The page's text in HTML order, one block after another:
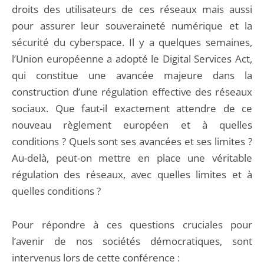
droits des utilisateurs de ces réseaux mais aussi
pour assurer leur souveraineté numérique et la
sécurité du cyberspace. Il y a quelques semaines,
l’Union européenne a adopté le Digital Services Act,
qui constitue une avancée majeure dans la
construction d’une régulation effective des réseaux
sociaux. Que faut-il exactement attendre de ce
nouveau règlement européen et à quelles
conditions ? Quels sont ses avancées et ses limites ?
Au-delà, peut-on mettre en place une véritable
régulation des réseaux, avec quelles limites et à
quelles conditions ?
Pour répondre à ces questions cruciales pour
l’avenir de nos sociétés démocratiques, sont
intervenus lors de cette conférence :